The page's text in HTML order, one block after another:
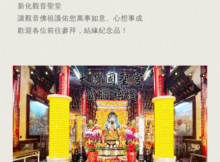
新化觀音聖堂
讓觀音佛祖護佑您萬事如意、心想事成
歡迎各位前往參拜，結緣紀念品！